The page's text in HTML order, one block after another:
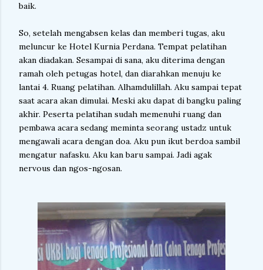
baik.
So, setelah mengabsen kelas dan memberi tugas, aku
meluncur ke Hotel Kurnia Perdana. Tempat pelatihan
akan diadakan. Sesampai di sana, aku diterima dengan
ramah oleh petugas hotel, dan diarahkan menuju ke
lantai 4. Ruang pelatihan. Alhamdulillah. Aku sampai tepat
saat acara akan dimulai. Meski aku dapat di bangku paling
akhir. Peserta pelatihan sudah memenuhi ruang dan
pembawa acara sedang meminta seorang ustadz untuk
mengawali acara dengan doa. Aku pun ikut berdoa sambil
mengatur nafasku. Aku kan baru sampai. Jadi agak
nervous dan ngos-ngosan.